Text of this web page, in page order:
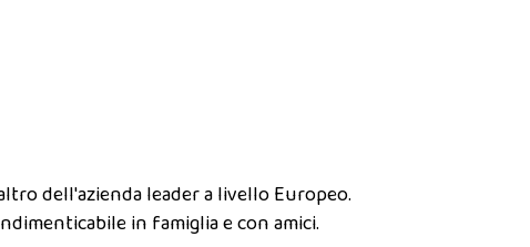
dell'azienda leader a livello Europeo.
in famiglia e con amici.